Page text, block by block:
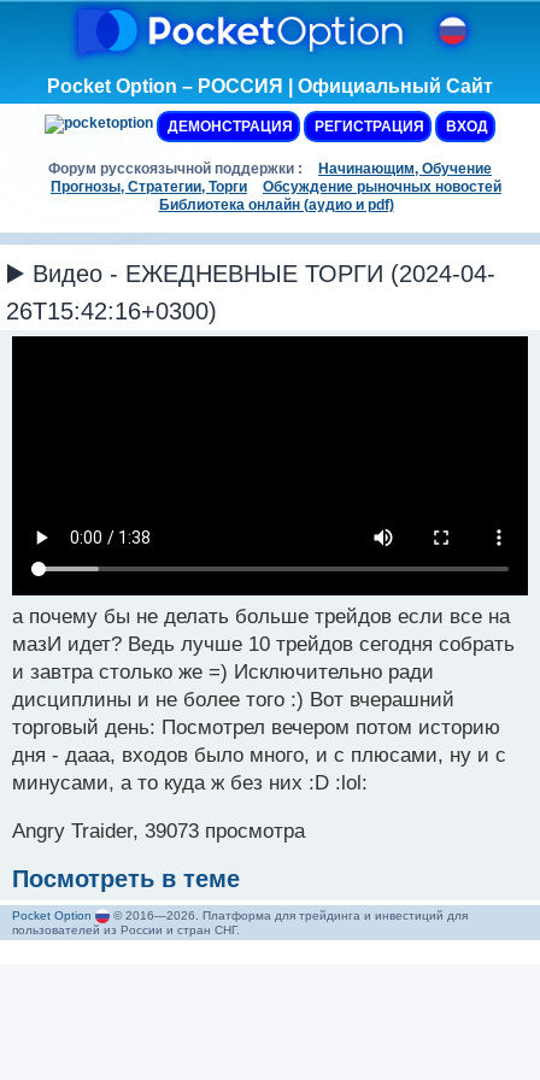
Pocket Option – РОССИЯ | Официальный Сайт
ДЕМОНСТРАЦИЯ РЕГИСТРАЦИЯ ВХОД
Форум русскоязычной поддержки :
Начинающим, Обучение
Прогнозы, Стратегии, Торги
Обсуждение рыночных новостей
Библиотека онлайн (аудио и pdf)
▶️ Видео - ЕЖЕДНЕВНЫЕ ТОРГИ (2024-04-
26T15:42:16+0300)
а почему бы не делать больше трейдов если все на
мазИ идет? Ведь лучше 10 трейдов сегодня собрать
и завтра столько же =) Исключительно ради
дисциплины и не более того :) Вот вчерашний
торговый день: Посмотрел вечером потом историю
дня - дааа, входов было много, и с плюсами, ну и с
минусами, а то куда ж без них :D :lol:
Angry Traider, 39073 просмотра
Посмотреть в теме
Pocket Option
© 2016—2026. Платформа для трейдинга и инвестиций для
пользователей из России и стран СНГ.